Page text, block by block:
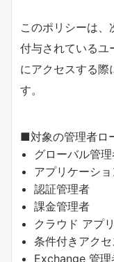
このポリシーは
付与されている
にアクセスする際
す。
■対象の管理者ロ
グローバル管
アプリケーシ
認証管理者
課金管理者
クラウド アプ
条件付きアク
Exchange 管理